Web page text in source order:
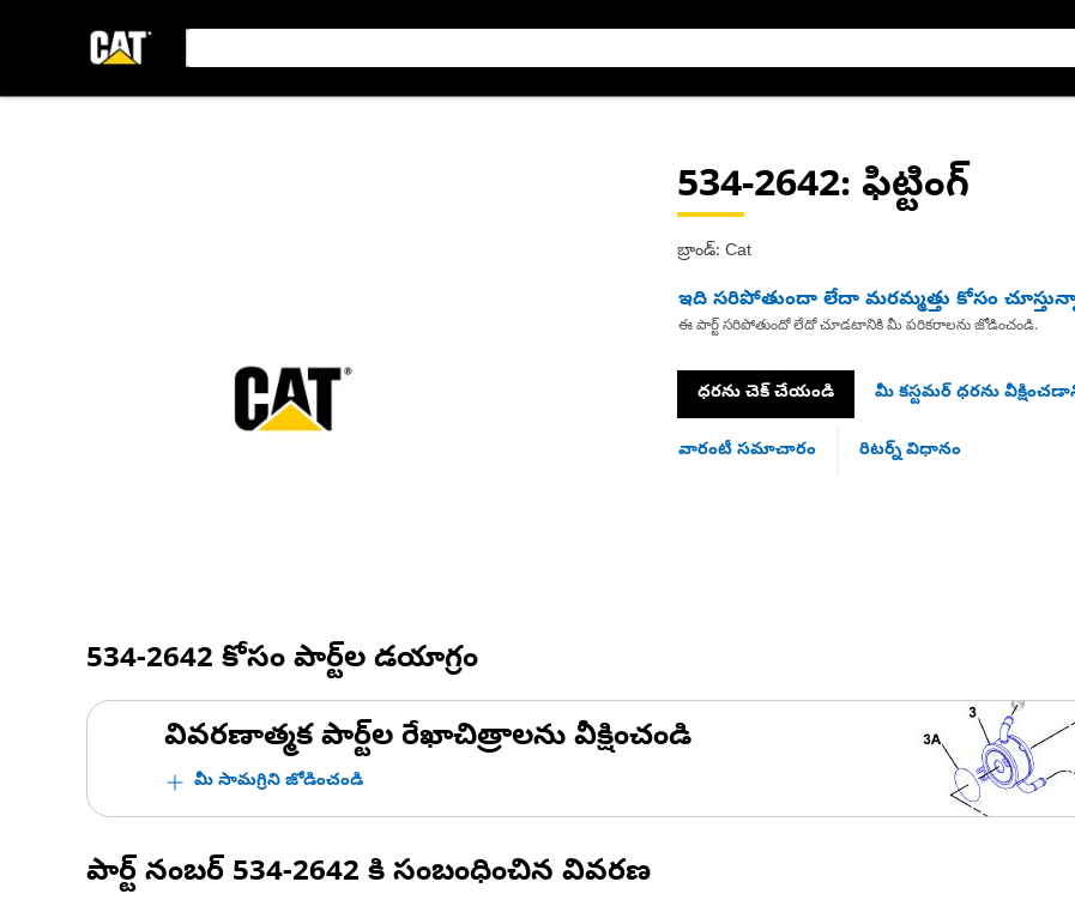
534-2642: ఫిట్టింగ్
బ్రాండ్: Cat
ఇది సరిపోతుందా లేదా మరమ్మత్తు కోసం
ఈ పార్ట్ సరిపోతుందో లేదో చూడటానికి మీ పరికరాలను జోడించండి.
ధరను చెక్ చేయండి మీ కస్టమర్ ధరను
వారంటీ సమాచారం రిటర్న్ విధానం
534-2642 కోసం పార్ట్‌ల డయాగ్రం
వివరణాత్మక పార్ట్‌ల రేఖాచిత్రాలను వీక్షించండి
మీ సామగ్రిని జోడించండి
పార్ట్ నంబర్ 534-2642 కి సంబంధించిన వివరణ